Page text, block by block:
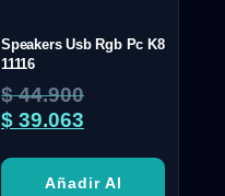
Speakers Usb Rgb Pc K8
11116
$44.900
$ 39.063
Añadir Al